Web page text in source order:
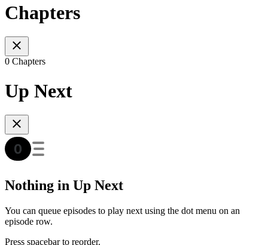
Chapters
0 Chapters
Up Next
Nothing in Up Next
You can queue episodes to play next using the dot menu on an
episode row.
Press spacebar to reorder.